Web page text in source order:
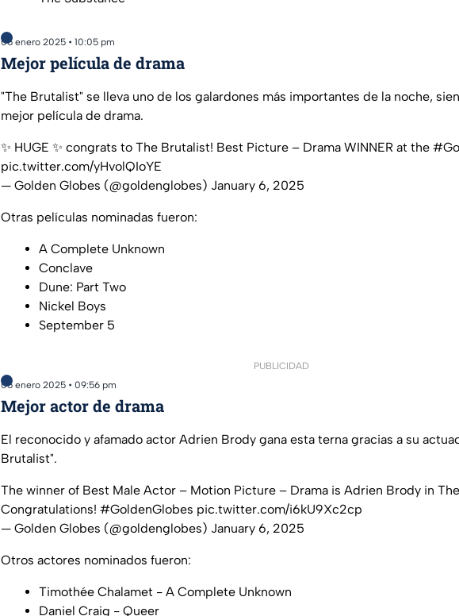
05 enero 2025 • 10:05 pm
Mejor película de drama
"The Brutalist" se lleva uno de los galardones más importantes de la noche,
mejor película de drama.
✨ HUGE ✨ congrats to The Brutalist! Best Picture – Drama WINNER at the
pic.twitter.com/yHvolQIoYE
— Golden Globes (@goldenglobes) January 6, 2025
Otras películas nominadas fueron:
A Complete Unknown
Conclave
Dune: Part Two
Nickel Boys
September 5
PUBLICIDAD
05 enero 2025 • 09:56 pm
Mejor actor de drama
El reconocido y afamado actor Adrien Brody gana esta terna gracias a su
Brutalist".
The winner of Best Male Actor – Motion Picture – Drama is Adrien Brody in
Congratulations! #GoldenGlobes pic.twitter.com/i6kU9Xc2cp
— Golden Globes (@goldenglobes) January 6, 2025
Otros actores nominados fueron:
Timothée Chalamet - A Complete Unknown
Daniel Craig - Queer